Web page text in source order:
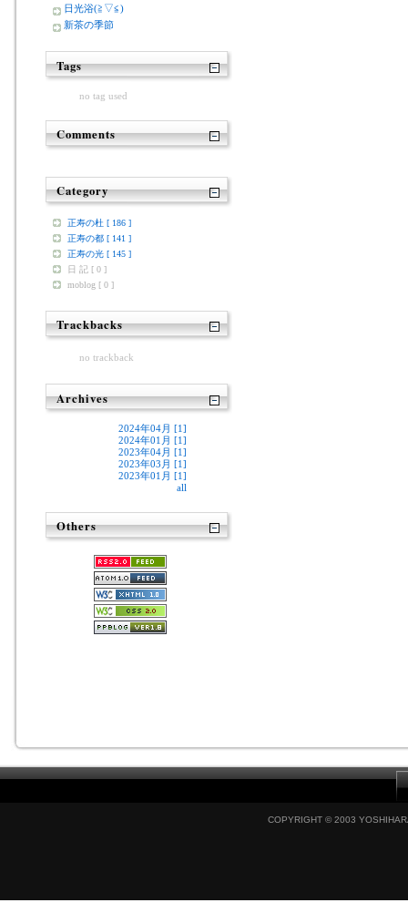
日光浴(≧▽≦)
新茶の季節
Tags
no tag used
Comments
Category
正寿の杜 [ 186 ]
正寿の都 [ 141 ]
正寿の光 [ 145 ]
日 記 [ 0 ]
moblog [ 0 ]
Trackbacks
no trackback
Archives
2024年04月 [1]
2024年01月 [1]
2023年04月 [1]
2023年03月 [1]
2023年01月 [1]
all
Others
COPYRIGHT © 2003